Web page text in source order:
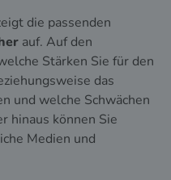
die passenden
auf. Auf den
Stärken Sie für den
das
und welche Schwächen
hinaus können Sie
Medien und